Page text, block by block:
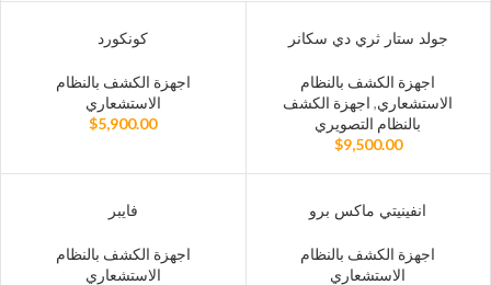
جولد ستار ثري دي سكانر
اجهزة الكشف بالنظام
الاستشعاري, اجهزة الكشف
بالنظام التصويري
$9,500.00
كونكورد
اجهزة الكشف بالنظام
الاستشعاري
$5,900.00
انفينيتي ماكس برو
اجهزة الكشف بالنظام
الاستشعاري
فايبر
اجهزة الكشف بالنظام
الاستشعاري